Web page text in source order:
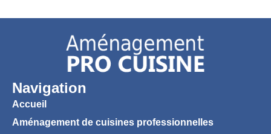
Navigation
Accueil
Aménagement de cuisines professionnelles